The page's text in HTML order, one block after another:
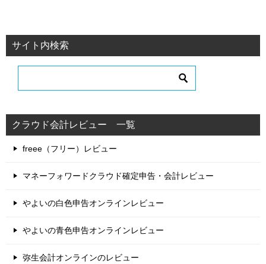
サイト内検索
クラウド会計レビュー 一覧
freee（フリー）レビュー
マネーフォワードクラウド確定申告・会計レビュー
やよいの白色申告オンラインレビュー
やよいの青色申告オンラインレビュー
弥生会計オンラインのレビュー